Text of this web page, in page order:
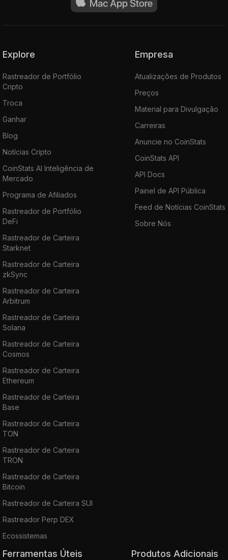
Explore
Rastreador de Portfólio
Cripto
Troca
Ganhar
Blog
Notícias Cripto
CoinStats AI Inteligência de
Mercado
Programa de Afiliados
Rastreador de Portfólio
DeFi
Rastreador de Carteira
Starknet
Rastreador de Carteira
zkSync
Rastreador de Carteira
Arbitrum
Rastreador de Carteira
Solana
Rastreador de Carteira
Cosmos
Rastreador de Carteira
Ethereum
Rastreador de Carteira
Base
Rastreador de Carteira
TON
Rastreador de Carteira
TRON
Rastreador de Carteira
Bitcoin
Rastreador de Carteira SUI
Rastreador Perp DEX
Ecossistemas
Empresa
Atualizações de Produtos
Preços
Material para Divulgação
Carreiras
Anuncie no CoinStats
CoinStats API
API Docs
Painel de API Pública
Feed de Notícias CoinStats
Sobre Nós
Ferramentas Úteis Produtos Adicionais